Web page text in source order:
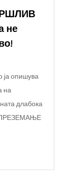
не
ја опишува
на
длабока
ПРЕЗЕМАЊЕ